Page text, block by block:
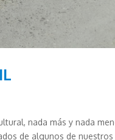
nada más y nada
de algunos de nuestros